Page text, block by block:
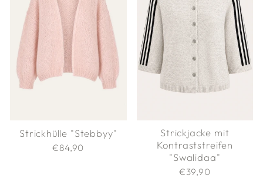
Strickhülle "Stebbyy"
€84,90
Strickjacke mit
Kontraststreifen
"Swalidaa"
€39,90